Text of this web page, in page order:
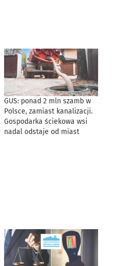
GUS: ponad 2 mln szamb w
Polsce, zamiast kanalizacji.
Gospodarka ściekowa wsi
nadal odstaje od miast